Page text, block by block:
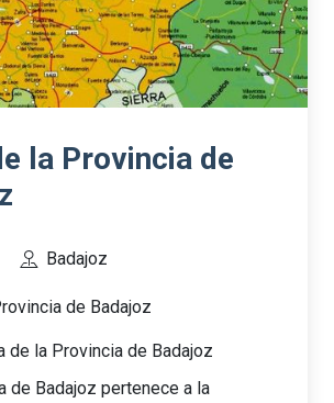
la Provincia de
Badajoz
de Badajoz
de la Provincia de Badajoz
de Badajoz pertenece a la